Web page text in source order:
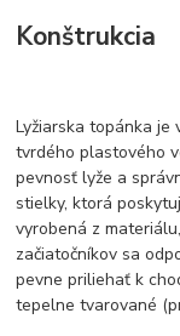
Konštrukcia
Lyžiarska topánka je
tvrdého plastového
pevnosť lyže a
stielky, ktorá
vyrobená z
začiatočníkov sa
pevne priliehať k
tepelne tvarované